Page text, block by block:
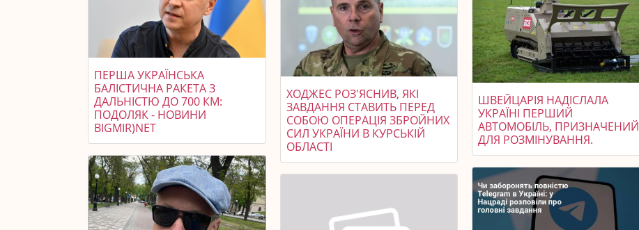
ПЕРША УКРАЇНСЬКА
БАЛІСТИЧНА РАКЕТА З
ДАЛЬНІСТЮ ДО 700 КМ:
ПОДОЛЯК - НОВИНИ
BIGMIR)NET
ХОДЖЕС РОЗ'ЯСНИВ, ЯКІ
ЗАВДАННЯ СТАВИТЬ ПЕРЕД
СОБОЮ ОПЕРАЦІЯ ЗБРОЙНИХ
СИЛ УКРАЇНИ В КУРСЬКІЙ
ОБЛАСТІ
ШВЕЙЦАРІЯ НАДІСЛАЛА
УКРАЇНІ ПЕРШИЙ
АВТОМОБІЛЬ, ПРИЗНАЧЕНИЙ
ДЛЯ РОЗМІНУВАННЯ.